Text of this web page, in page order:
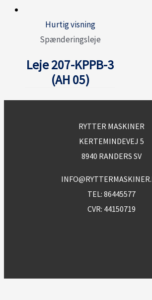
Hurtig visning
Spænderingsleje
Leje 207-KPPB-3
(AH 05)
RYTTER MASKINER
KERTEMINDEVEJ 5
8940 RANDERS SV
TEL: 86445577
CVR: 44150719